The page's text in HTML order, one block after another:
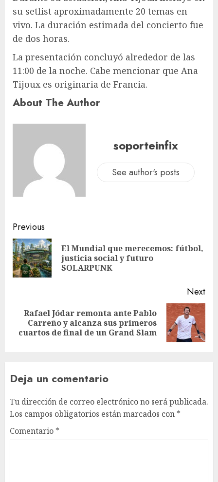
su setlist aproximadamente 20 temas en
vivo. La duración estimada del concierto fue
de dos horas.
La presentación concluyó alrededor de las
11:00 de la noche. Cabe mencionar que Ana
Tijoux es originaria de Francia.
About The Author
soporteinfix
See author's posts
Previous
El Mundial que merecemos: fútbol,
justicia social y futuro
SOLARPUNK
Next
Rafael Jódar remonta ante Pablo
Carreño y alcanza sus primeros
cuartos de final de un Grand Slam
Deja un comentario
Tu dirección de correo electrónico no será publicada.
Los campos obligatorios están marcados con *
Comentario *